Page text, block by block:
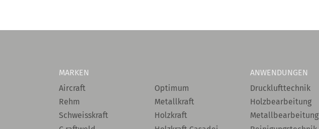
MARKEN
Aircraft
Rehm
Schweisskraft
Optimum
Metallkraft
Holzkraft
ANWENDUNGEN
Drucklufttechnik
Holzbearbeitung
Metallbearbeitung